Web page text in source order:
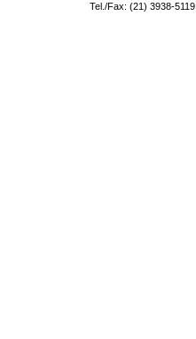
Tel./Fax: (21) 3938-5119